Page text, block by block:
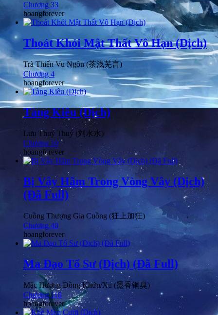
Chương 33
hoangforever
Thoát Khỏi Mật Thất Vô Hạn (Dịch)
Trà Thiển Vu Ngôn (茶浅芜言)
Chương 4
hoangforever
Tàng Kiêu (Dịch)
Lưu Thuỷ Thuỷ (刘水水)
Chương 10
hoangforever
Bị Vậy Hãm Trong Vòng Vây (Dịch)
(Đã Full)
Cuồng Thượng Gia Cuồng (狂上加狂)
Chương 40
hoangforever
Ma Đạo Tổ Sư (Dịch) (Đã Full)
Mặc Hương Đồng Khứu/Xú (墨香铜臭)
Chương 118
hoangforever